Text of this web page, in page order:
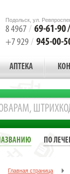
Подольск, ул.
8 4967 / 69-61-90
+7 929 / 945-00-
АПТЕКА
ПО
Главная страница